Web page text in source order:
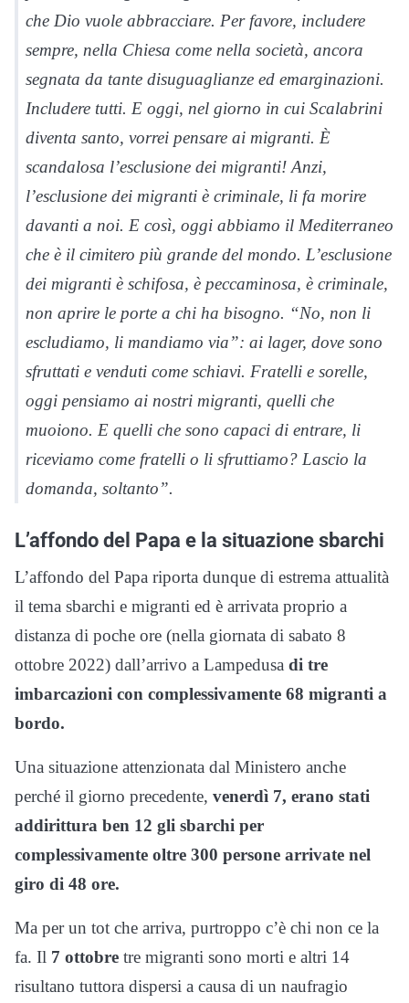
che Dio vuole abbracciare. Per favore, includere
sempre, nella Chiesa come nella società, ancora
segnata da tante disuguaglianze ed emarginazioni.
Includere tutti. E oggi, nel giorno in cui Scalabrini
diventa santo, vorrei pensare ai migranti. È
scandalosa l’esclusione dei migranti! Anzi,
l’esclusione dei migranti è criminale, li fa morire
davanti a noi. E così, oggi abbiamo il Mediterraneo
che è il cimitero più grande del mondo. L’esclusione
dei migranti è schifosa, è peccaminosa, è criminale,
non aprire le porte a chi ha bisogno. “No, non li
escludiamo, li mandiamo via”: ai lager, dove sono
sfruttati e venduti come schiavi. Fratelli e sorelle,
oggi pensiamo ai nostri migranti, quelli che
muoiono. E quelli che sono capaci di entrare, li
riceviamo come fratelli o li sfruttiamo? Lascio la
domanda, soltanto”.
L’affondo del Papa e la situazione sbarchi
L’affondo del Papa riporta dunque di estrema attualità
il tema sbarchi e migranti ed è arrivata proprio a
distanza di poche ore (nella giornata di sabato 8
ottobre 2022) dall’arrivo a Lampedusa di tre
imbarcazioni con complessivamente 68 migranti a
bordo.
Una situazione attenzionata dal Ministero anche
perché il giorno precedente, venerdì 7, erano stati
addirittura ben 12 gli sbarchi per
complessivamente oltre 300 persone arrivate nel
giro di 48 ore.
Ma per un tot che arriva, purtroppo c’è chi non ce la
fa. Il 7 ottobre tre migranti sono morti e altri 14
risultano tuttora dispersi a causa di un naufragio